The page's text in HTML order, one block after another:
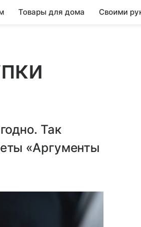
Товары для дома Своими
Так
«Аргументы